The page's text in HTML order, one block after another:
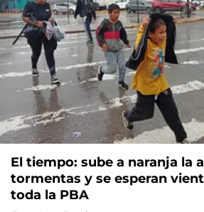
El tiempo: sube a naranja la
tormentas y se esperan
toda la PBA